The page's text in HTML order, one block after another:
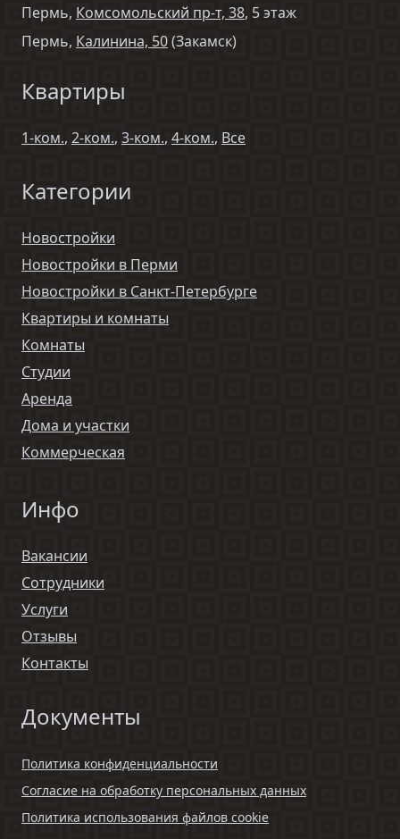
Пермь, Комсомольский пр-т, 38, 5 этаж
Пермь, Калинина, 50(Закамск)
Квартиры
1-ком., 2-ком., 3-ком., 4-ком., Все
Категории
Новостройки
Новостройки в Перми
Новостройки в Санкт-Петербурге
Квартиры и комнаты
Комнаты
Студии
Аренда
Дома и участки
Коммерческая
Инфо
Вакансии
Сотрудники
Услуги
Отзывы
Контакты
Документы
Политика конфиденциальности
Согласие на обработку персональных данных
Политика использования файлов cookie